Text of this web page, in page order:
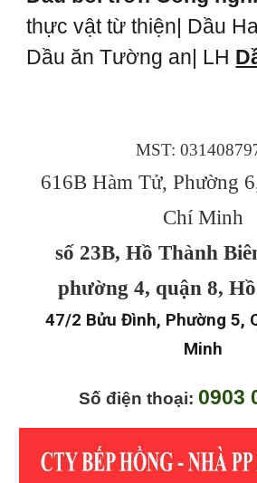
thực vật từ thiện| Dầu
Dầu ăn Tường an| LH
MST:
616B Hàm Tử, Phường
Chí Minh
số 23B, Hồ Thành
phường 4, quận 8,
47/2 Bửu Đình, Phường 5,
Minh
Số điện thoại: 0903